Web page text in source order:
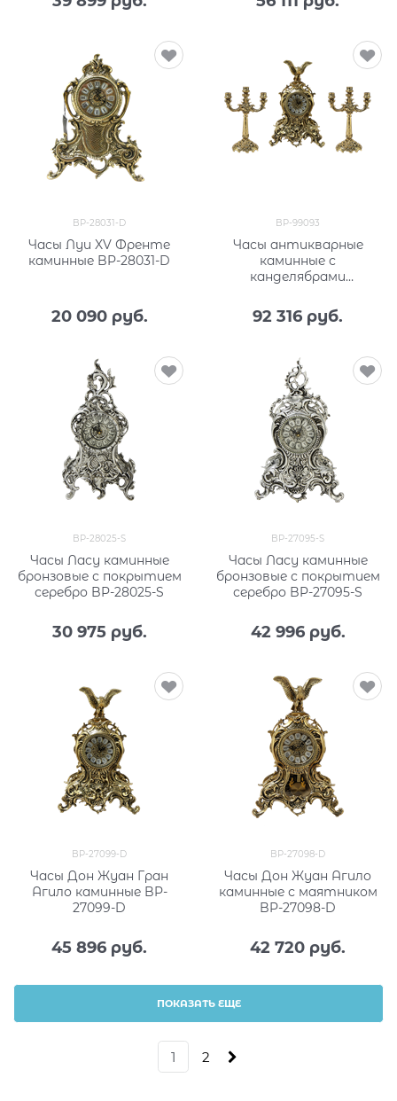
BP-28031-D
Часы Луи XV Френте
каминные BP-28031-D
20 090 руб.
BP-99093
Часы антикварные
каминные с
канделябрами
92 316 руб.
BP-28025-S
Часы Ласу каминные
бронзовые с покрытием
серебро BP-28025-S
30 975 руб.
BP-27095-S
Часы Ласу каминные
бронзовые с покрытием
серебро BP-27095-S
42 996 руб.
BP-27099-D
Часы Дон Жуан Гран
Агило каминные BP-
27099-D
45 896 руб.
BP-27098-D
Часы Дон Жуан Агило
каминные с маятником
BP-27098-D
42 720 руб.
ПОКАЗАТЬ ЕЩЕ
1 2